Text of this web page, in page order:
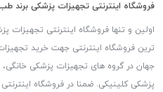
فروشگاه اینترنتی تجهیزات پزشکی برند
اولین و تنها فروشگاه اینترنتی تجهیزات
ترین فروشگاه اینترنتی جهت خرید
جهان در گروه های تجهیزات پزشکی
پزشکی کلینیکی. ضمنا در فروشگاه